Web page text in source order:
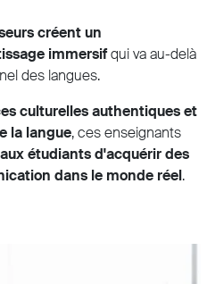
créent un
immersifqui va au-delà
des langues.
culturelles authentiques et
la langue, ces enseignants
étudiants d'acquérir des
dans le monde réel.